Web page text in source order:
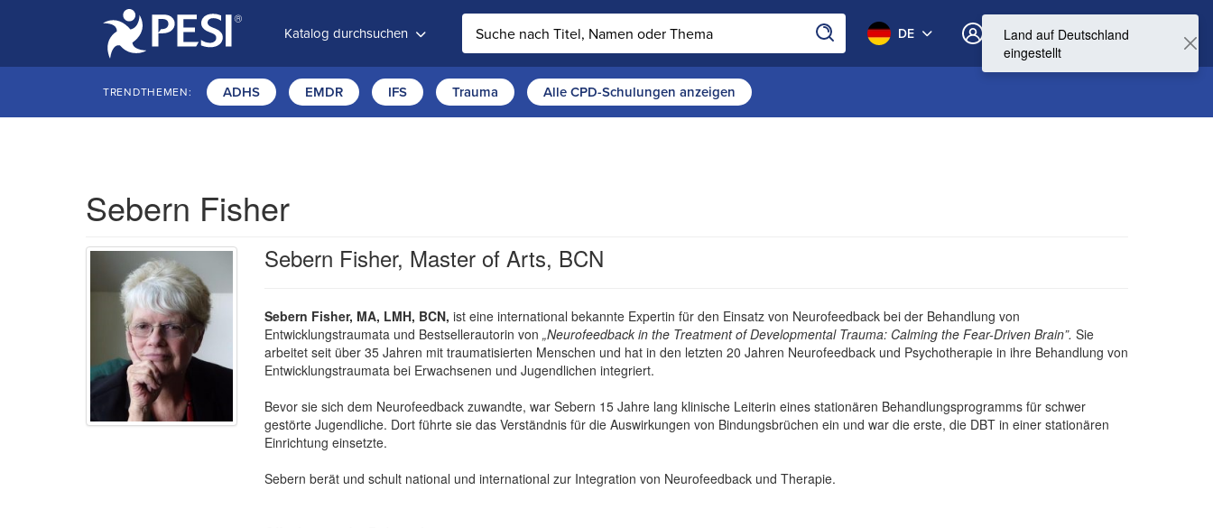
Katalog durchsuchen Auf der Website suchen DE Mein Konto
TRENDTHEMEN: ADHS EMDR IFS Trauma Alle CPD-Schulungen anzeigen
Sebern Fisher
Sebern Fisher, Master of Arts, BCN
Sebern Fisher, MA, LMH, BCN, ist eine international bekannte Expertin für den Einsatz von Neurofeedback bei der Behandlung von
Entwicklungstraumata und Bestsellerautorin von „Neurofeedback in the Treatment of Developmental Trauma: Calming the Fear-Driven Brain”. Sie
arbeitet seit über 35 Jahren mit traumatisierten Menschen und hat in den letzten 20 Jahren Neurofeedback und Psychotherapie in ihre Behandlung von
Entwicklungstraumata bei Erwachsenen und Jugendlichen integriert.
Bevor sie sich dem Neurofeedback zuwandte, war Sebern 15 Jahre lang klinische Leiterin eines stationären Behandlungsprogramms für schwer
gestörte Jugendliche. Dort führte sie das Verständnis für die Auswirkungen von Bindungsbrüchen ein und war die erste, die DBT in einer stationären
Einrichtung einsetzte.
Sebern berät und schult national und international zur Integration von Neurofeedback und Therapie.